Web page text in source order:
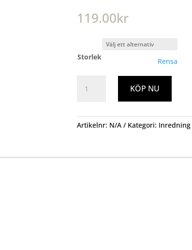
119.00kr
Storlek Rensa
Poly
KÖP NU
Artikelnr: N/A Kategori: Inredning